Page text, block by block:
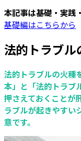
本記事は基礎・実践
基礎編はこちらから
法的トラブル
法的トラブルの火種
本」と「法的トラブ
押さえておくことが
ラブルが起きやすい
意です。